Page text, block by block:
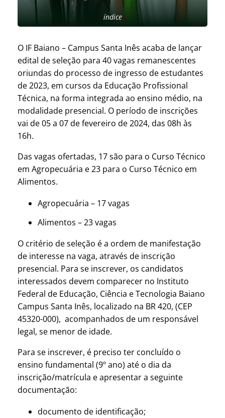
índice
O IF Baiano – Campus Santa Inês acaba de lançar
edital de seleção para 40 vagas remanescentes
oriundas do processo de ingresso de estudantes
de 2023, em cursos da Educação Profissional
Técnica, na forma integrada ao ensino médio, na
modalidade presencial. O período de inscrições
vai de 05 a 07 de fevereiro de 2024, das 08h às
16h.
Das vagas ofertadas, 17 são para o Curso Técnico
em Agropecuária e 23 para o Curso Técnico em
Alimentos.
Agropecuária – 17 vagas
Alimentos – 23 vagas
O critério de seleção é a ordem de manifestação
de interesse na vaga, através de inscrição
presencial. Para se inscrever, os candidatos
interessados devem comparecer no Instituto
Federal de Educação, Ciência e Tecnologia Baiano
Campus Santa Inês, localizado na BR 420, (CEP
45320-000), acompanhados de um responsável
legal, se menor de idade.
Para se inscrever, é preciso ter concluído o
ensino fundamental (9º ano) até o dia da
inscrição/matrícula e apresentar a seguinte
documentação:
documento de identificação;